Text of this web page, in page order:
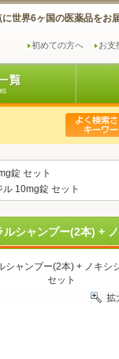
に世界6ヶ国の医薬品をお
初めての方へ お支
錠 セット
10mg錠 セット
ルシャンプー(2本) +